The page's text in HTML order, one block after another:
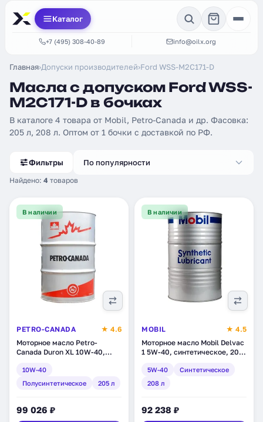
Каталог
+7 (495) 308-40-89 info@oilx.org
Главная›Допуски производителей›Ford WSS-M2C171-D
Масла с допуском Ford WSS-
M2C171-D в бочках
В каталоге 4 товара от Mobil, Petro-Canada и др. Фасовка:
205 л, 208 л. Оптом от 1 бочки с доставкой по РФ.
Фильтры
Найдено: 4 товаров
По популярности
В наличии
PETRO-CANADA
★ 4.6
Моторное масло Petro-
Canada Duron XL 10W-40,
(DXL14DRM)
10W-40
Полусинтетическое
205 л
99 026 ₽
В наличии
MOBIL
★ 4.5
Моторное масло Mobil Delvac
1 5W-40, синтетическое, 208
5W-40
Синтетическое
208 л
92 238 ₽